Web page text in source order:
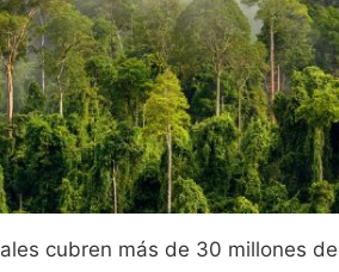
cubren más de 30 millones